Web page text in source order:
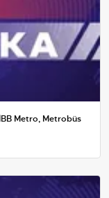
Metro, Metrobüs